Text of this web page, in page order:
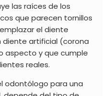
las raíces de los
que parecen tornillos
el diente
diente artificial (corona
aspecto y que cumple
reales.
odontólogo para una